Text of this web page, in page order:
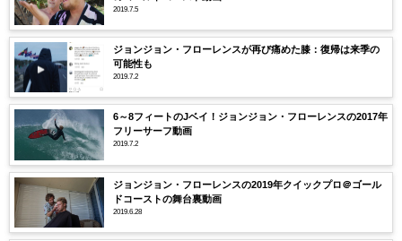
2019.7.5
ジョンジョン・フローレンスが再び痛めた膝：復帰は来季の
可能性も
2019.7.2
6～8フィートのJベイ！ジョンジョン・フローレンスの2017年
フリーサーフ動画
2019.7.2
ジョンジョン・フローレンスの2019年クイックプロ＠ゴール
ドコーストの舞台裏動画
2019.6.28